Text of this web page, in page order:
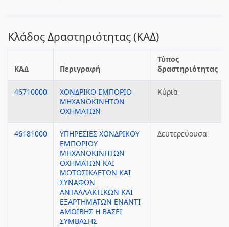
Κλάδος Δραστηριότητας (ΚΑΔ)
ΚΑΔ Περιγραφή
Τύπος
δραστηριότητας
46710000
ΧΟΝΔΡΙΚΟ ΕΜΠΟΡΙΟ
ΜΗΧΑΝΟΚΙΝΗΤΩΝ
ΟΧΗΜΑΤΩΝ
Κύρια
46181000
ΥΠΗΡΕΣΙΕΣ ΧΟΝΔΡΙΚΟΥ
ΕΜΠΟΡΙΟΥ
ΜΗΧΑΝΟΚΙΝΗΤΩΝ
ΟΧΗΜΑΤΩΝ ΚΑΙ
ΜΟΤΟΣΙΚΛΕΤΩΝ ΚΑΙ
ΣΥΝΑΦΩΝ
ΑΝΤΑΛΛΑΚΤΙΚΩΝ ΚΑΙ
ΕΞΑΡΤΗΜΑΤΩΝ ΕΝΑΝΤΙ
ΑΜΟΙΒΗΣ Η ΒΑΣΕΙ
ΣΥΜΒΑΣΗΣ
Δευτερεύουσα